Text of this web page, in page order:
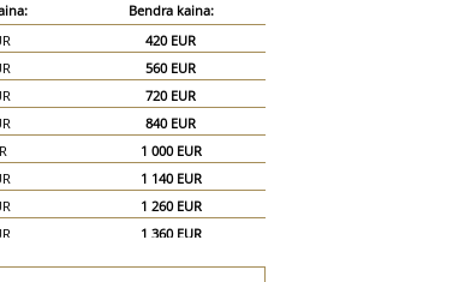
Bendra kaina:
420 EUR
560 EUR
720 EUR
840 EUR
1 000 EUR
1 140 EUR
1 260 EUR
1 360 EUR